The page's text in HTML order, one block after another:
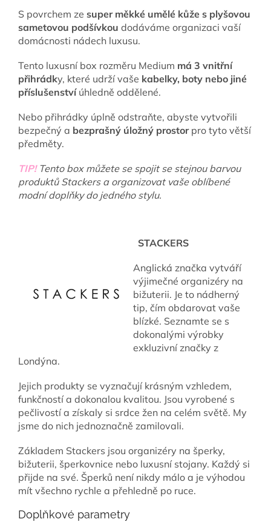
S povrchem ze super měkké umělé kůže s plyšovou
sametovou podšívkou dodáváme organizaci vaší
domácnosti nádech luxusu.
Tento luxusní box rozměru Medium má 3 vnitřní
přihrádky, které udrží vaše kabelky, boty nebo jiné
příslušenstvíúhledně oddělené.
Nebo přihrádky úplně odstraňte, abyste vytvořili
bezpečný a bezprašný úložný prostorpro tyto větší
předměty.
TIP! Tento box můžete se spojit se stejnou barvou
produktů Stackers a organizovat vaše oblíbené
modní doplňky do jedného stylu.
STACKERS
Anglická značka vytváří
výjimečné organizéry na
bižuterii. Je to nádherný
tip, čím obdarovat vaše
blízké. Seznamte se s
dokonalými výrobky
exkluzivní značky z
Londýna.
Jejich produkty se vyznačují krásným vzhledem,
funkčností a dokonalou kvalitou. Jsou vyrobené s
pečlivostí a získaly si srdce žen na celém světě. My
jsme do nich jednoznačně zamilovali.
Základem Stackers jsou organizéry na šperky,
bižuterii, šperkovnice nebo luxusní stojany. Každý si
přijde na své. Šperků není nikdy málo a je výhodou
mít všechno rychle a přehledně po ruce.
Doplňkové parametry